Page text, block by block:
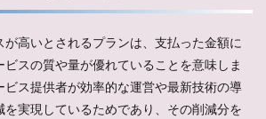
が高いとされるプランは、支払った金額に
スの質や量が優れていることを意味しま
ビス提供者が効率的な運営や最新技術の導
を実現しているためであり、その削減分を